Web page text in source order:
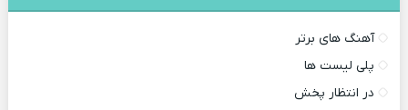
آهنگ های برتر
پلی لیست ها
در انتظار پخش